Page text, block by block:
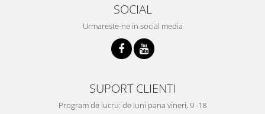
SOCIAL
Urmareste-ne in social media
SUPORT CLIENTI
Program de lucru: de luni pana vineri, 9 -18